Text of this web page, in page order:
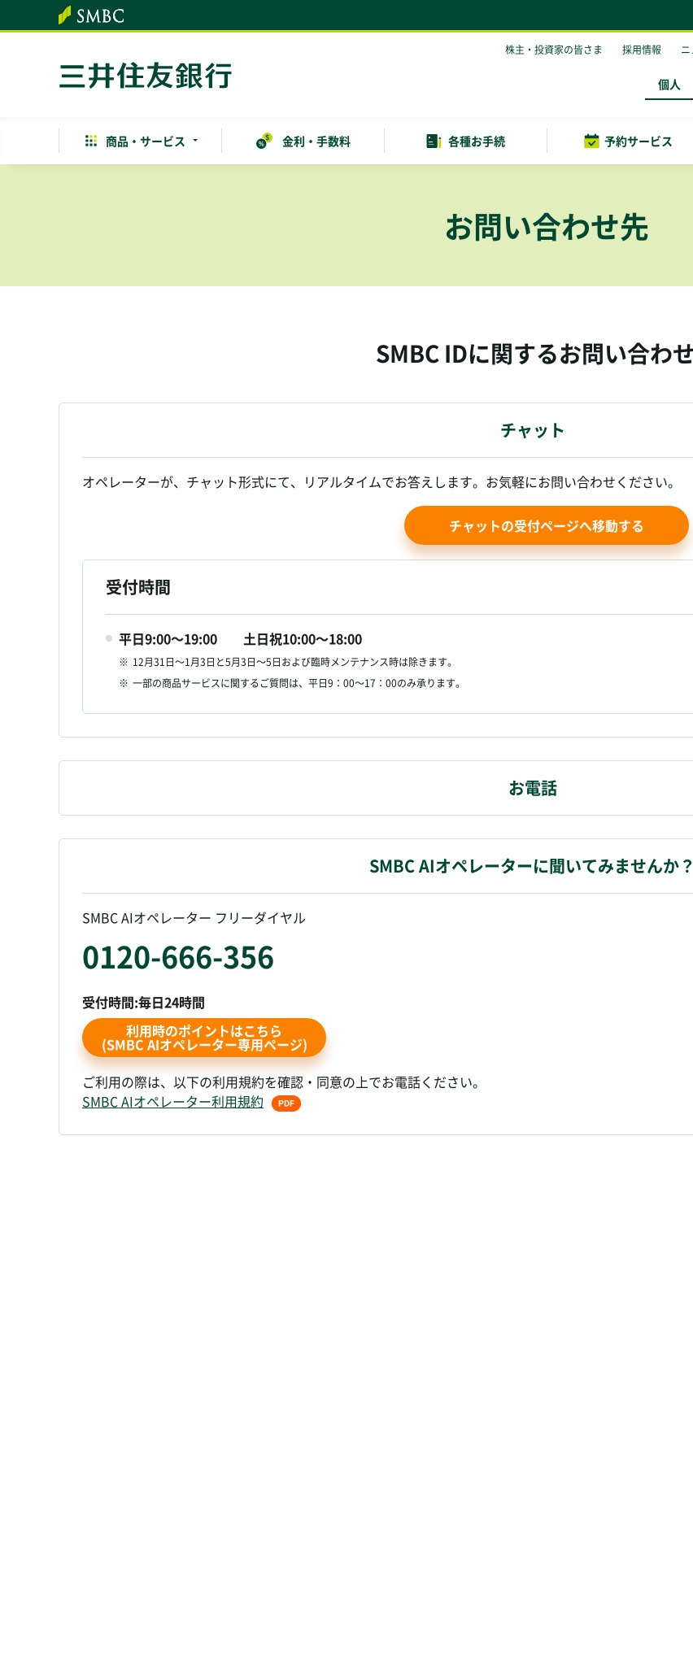
株主・投資家の皆さま 採用情報
個人
商品・ サービス 金利・手数料 各種お手続 予約サービス
お問い合わせ先
SMBC IDに関するお問い合わ
チャット
オペレーターが、チャット形式にて、リアルタイムでお答えします。お気軽にお問い合わせください。
チャットの受付ページへ移動する
受付時間
平日9:00～19:00 土日祝10:00～18:00
※ 12月31日～1月3日と5月3日～5日および臨時メンテナンス時は除きます。
※ 一部の商品サービスに関するご質問は、平日9：00～17：00のみ承ります。
お電話
SMBC AIオペレーターに聞いてみませんか？
SMBC AIオペレーター フリーダイヤル
0120-666-356
受付時間:毎日24時間
利用時のポイントはこちら
(SMBC AIオペレーター専用ページ)
ご利用の際は、以下の利用規約を確認・同意の上でお電話ください。
SMBC AIオペレーター利用規約